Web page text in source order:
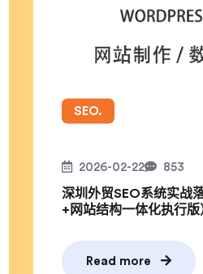
SEO.
2026-02-22 853
深圳外贸SEO系统实战
+网站结构一体化执行版
Read more